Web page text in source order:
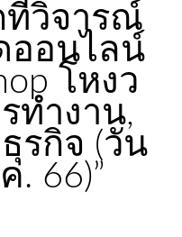
ที่วิจารณ์
ออนไลน์
โหงว
ทำงาน,
รกิจ (วัน
. 66)”